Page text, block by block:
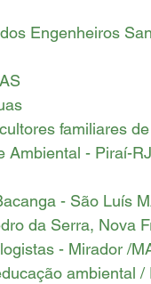
Engenheiros
familiares
Ambiental - Piraí-RJ
- São Luís
da Serra, Nova
- Mirador /
ambiental /